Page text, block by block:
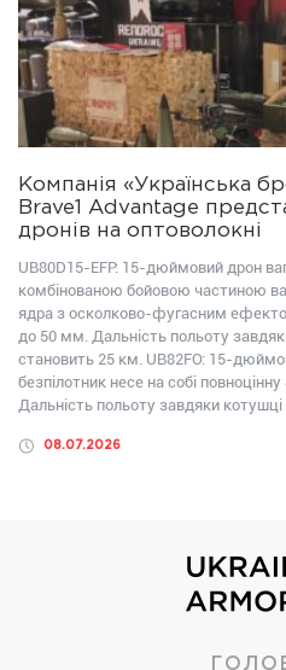
Компанія «Українська
Brave1 Advantage
дронів на оптоволокні
UB80D15-EFP: 15-дюймовий дрон
комбінованою бойовою частиною
ядра з осколково-фугасним
до 50 мм. Дальність польоту
становить 25 км. UB82FО: 15-
безпілотник несе на собі
Дальність польоту завдяки котушці
08.07.2026